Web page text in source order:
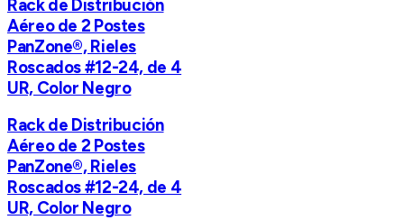
Rack de Distribución
Aéreo de 2 Postes
PanZone®, Rieles
Roscados #12-24, de 4
UR, Color Negro
Rack de Distribución
Aéreo de 2 Postes
PanZone®, Rieles
Roscados #12-24, de 4
UR, Color Negro